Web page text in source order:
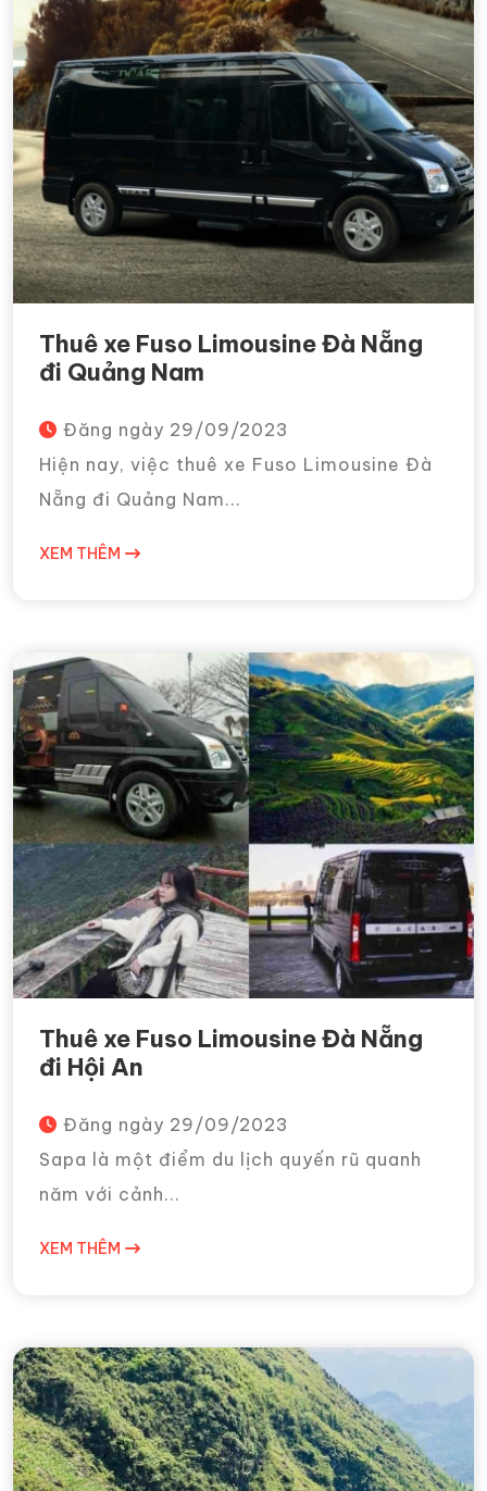
Thuê xe Fuso Limousine Đà Nẵng
đi Quảng Nam
Đăng ngày 29/09/2023
Hiện nay, việc thuê xe Fuso Limousine Đà
Nẵng đi Quảng Nam...
XEM THÊM
Thuê xe Fuso Limousine Đà Nẵng
đi Hội An
Đăng ngày 29/09/2023
Sapa là một điểm du lịch quyến rũ quanh
năm với cảnh...
XEM THÊM